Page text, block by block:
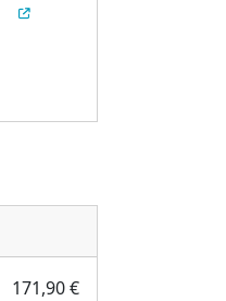
171,90 €